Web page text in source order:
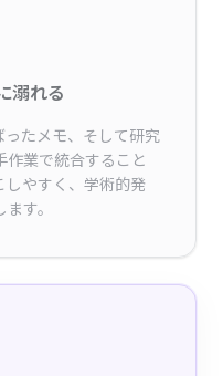
溺れる
ったメモ、そして研究
作業で統合すること
しやすく、学術的発
す。